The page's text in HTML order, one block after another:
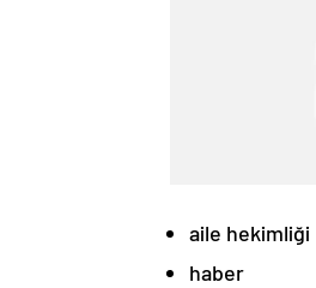
aile hekimliği
haber